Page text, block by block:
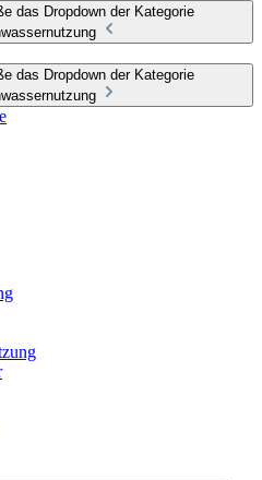
das Dropdown der Kategorie
das Dropdown der Kategorie